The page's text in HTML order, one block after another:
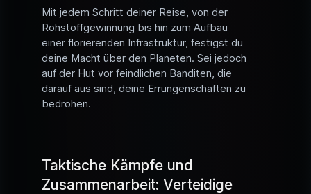
Mit jedem Schritt deiner Reise, von der
Rohstoffgewinnung bis hin zum Aufbau
einer florierenden Infrastruktur, festigst du
deine Macht über den Planeten. Sei jedoch
auf der Hut vor feindlichen Banditen, die
darauf aus sind, deine Errungenschaften zu
bedrohen.
Taktische Kämpfe und
Zusammenarbeit: Verteidige